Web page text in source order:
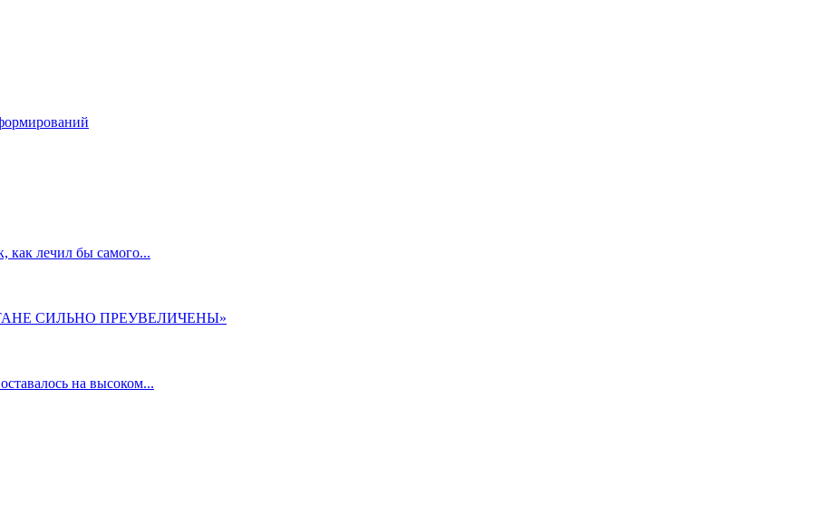
как лечил бы самого...
СИЛЬНО ПРЕУВЕЛИЧЕНЫ»
на высоком...